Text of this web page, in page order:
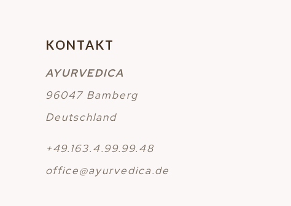
KONTAKT
AYURVEDICA
96047 Bamberg
Deutschland
+49.163.4.99.99.48
office@ayurvedica.de